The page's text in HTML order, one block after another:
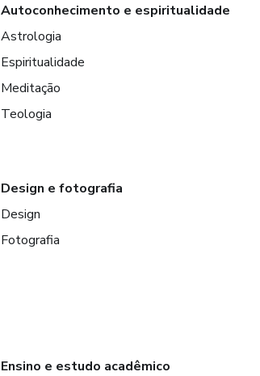
Autoconhecimento e espiritualidade
Astrologia
Espiritualidade
Meditação
Teologia
Design e fotografia
Design
Fotografia
Ensino e estudo acadêmico